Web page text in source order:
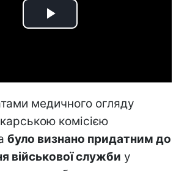
Play
медичного огляду
комісією
було визнано придатним до
військової служби у